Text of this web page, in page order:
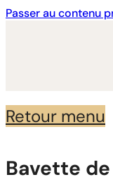
Passer au contenu
Retour menu
Bavette